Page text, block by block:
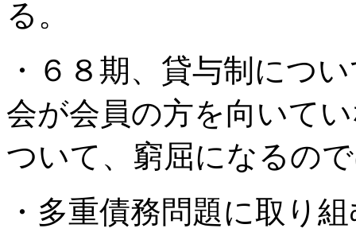
る。
・６８期、貸与制につ
会が会員の方を向いて
ついて、窮屈になるの
・多重債務問題に取り